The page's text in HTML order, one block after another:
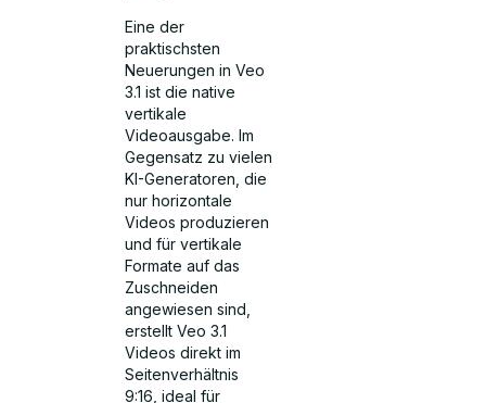
Eine der
praktischsten
Neuerungen in Veo
3.1 ist die native
vertikale
Videoausgabe. Im
Gegensatz zu vielen
KI-Generatoren, die
nur horizontale
Videos produzieren
und für vertikale
Formate auf das
Zuschneiden
angewiesen sind,
erstellt Veo 3.1
Videos direkt im
Seitenverhältnis
9:16, ideal für